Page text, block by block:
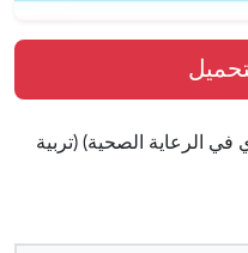
الرعاية الصحية) (تربية